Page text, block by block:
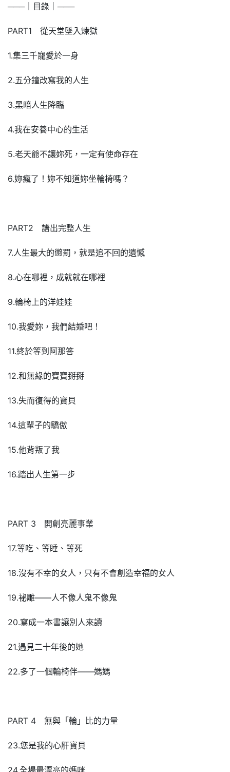
───｜目錄｜───
PART1 從天堂墜入煉獄
1.集三千寵愛於一身
2.五分鐘改寫我的人生
3.黑暗人生降臨
4.我在安養中心的生活
5.老天爺不讓妳死，一定有使命存在
6.妳瘋了！妳不知道妳坐輪椅嗎？
PART2 譜出完整人生
7.人生最大的懲罰，就是追不回的遺憾
8.心在哪裡，成就就在哪裡
9.輪椅上的洋娃娃
10.我愛妳，我們結婚吧！
11.終於等到阿那答
12.和無緣的寶寶掰掰
13.失而復得的寶貝
14.這輩子的驕傲
15.他背叛了我
16.踏出人生第一步
PART 3 開創亮麗事業
17.等吃、等睡、等死
18.沒有不幸的女人，只有不會創造幸福的女人
19.袐雕——人不像人鬼不像鬼
20.寫成一本書讓別人來讀
21.遇見二十年後的她
22.多了一個輪椅伴——媽媽
PART 4 無與「輪」比的力量
23.您是我的心肝寶貝
24.全場最漂亮的媽咪